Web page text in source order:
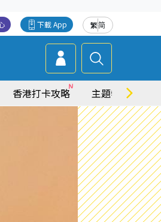
繁简
下載 App
香港打卡攻略 主題特集